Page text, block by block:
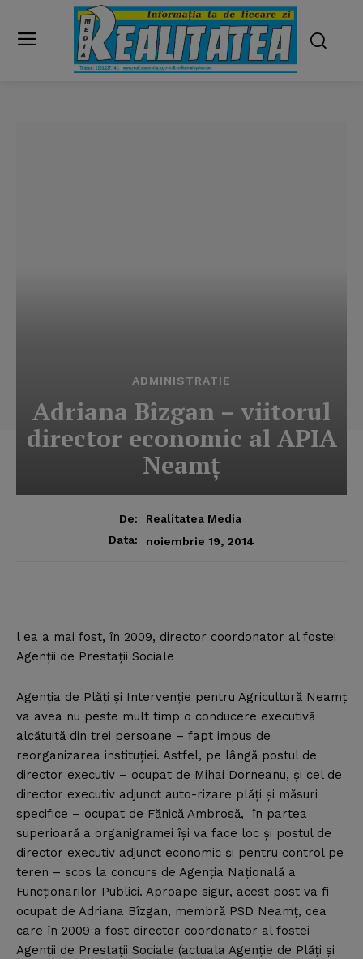
ADMINISTRATIE
Adriana Bîzgan – viitorul
director economic al APIA
Neamţ
De:
Realitatea Media
Data:
noiembrie 19, 2014
l ea a mai fost, în 2009, director coordonator al fostei
Agenţii de Prestaţii Sociale
Agenţia de Plăţi şi Intervenţie pentru Agricultură Neamţ
va avea nu peste mult timp o conducere executivă
alcătuită din trei persoane – fapt impus de
reorganizarea instituţiei. Astfel, pe lângă postul de
director executiv – ocupat de Mihai Dorneanu, şi cel de
director executiv adjunct auto-rizare plăţi şi măsuri
specifice – ocupat de Fănică Ambrosă, în partea
superioară a organigramei îşi va face loc şi postul de
director executiv adjunct economic şi pentru control pe
teren – scos la concurs de Agenţia Naţională a
Funcţionarilor Publici. Aproape sigur, acest post va fi
ocupat de Adriana Bîzgan, membră PSD Neamţ, cea
care în 2009 a fost director coordonator al fostei
Agenţii de Prestaţii Sociale (actuala Agenţie de Plăţi şi